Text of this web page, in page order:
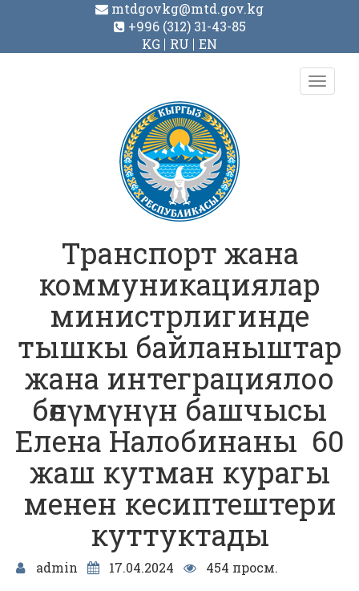
mtdgovkg@mtd.gov.kg
+996 (312) 31-43-85
KG
RU EN
Toggle
Транспорт жана
коммуникациялар
министрлигинде
тышкы байланыштар
жана интеграциялоо
бөлүмүнүн башчысы
Елена Налобинаны 60
жаш кутман курагы
менен кесиптештери
куттуктады
admin 17.04.2024
454 просм.